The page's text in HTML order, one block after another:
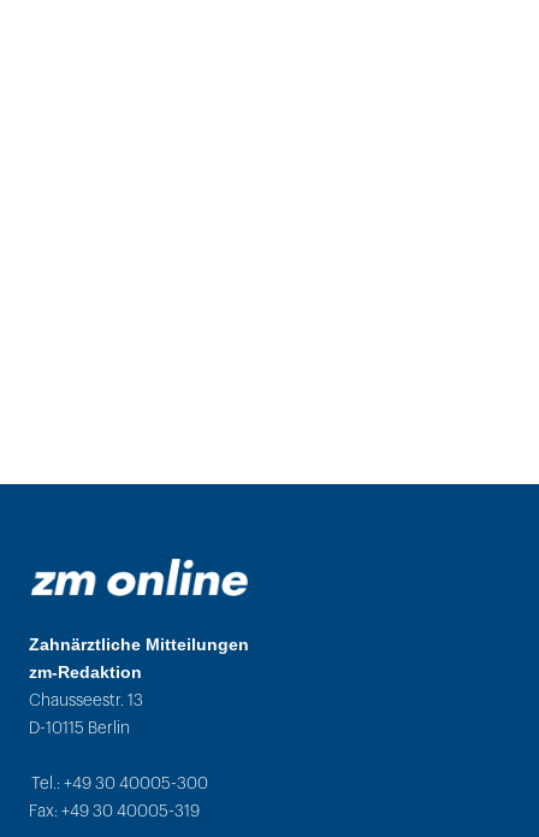
Zahnärztliche Mitteilungen
zm-Redaktion
Chausseestr. 13
D-10115 Berlin
Tel.: +49 30 40005-300
Fax: +49 30 40005-319